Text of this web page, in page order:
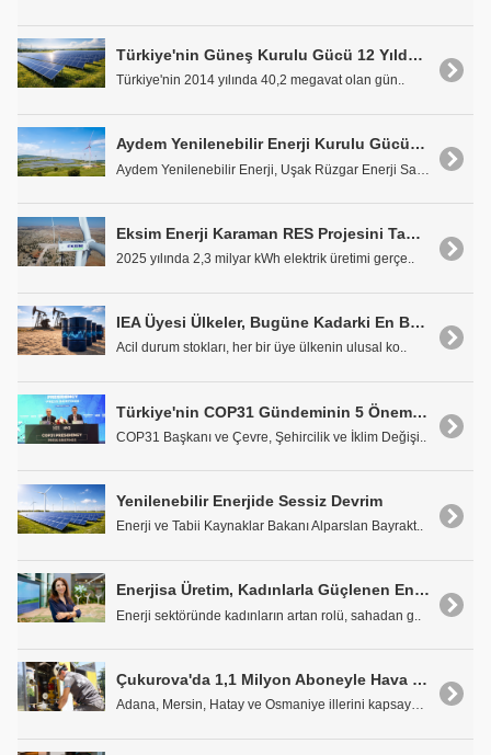
Türkiye'nin Güneş Kurulu Gücü 12 Yılda 641 Kat Arttı
Türkiye'nin 2014 yılında 40,2 megavat olan gün..
Aydem Yenilenebilir Enerji Kurulu Gücünü 1.210 MW'a Yükseltti
Eksim Enerji Karaman RES Projesini Tamamladı
2025 yılında 2,3 milyar kWh elektrik üretimi gerçe..
IEA Üyesi Ülkeler, Bugüne Kadarki En Büyük Petrol Stoku Salınımını Gerçekleştirecek
Acil durum stokları, her bir üye ülkenin ulusal ko..
Türkiye'nin COP31 Gündeminin 5 Önemli Enerji Başlığı Açıklandı
COP31 Başkanı ve Çevre, Şehircilik ve İklim Değişi..
Yenilenebilir Enerjide Sessiz Devrim
Enerji ve Tabii Kaynaklar Bakanı Alparslan Bayrakt..
Enerjisa Üretim, Kadınlarla Güçlenen Enerji Ekosistemi İnşa Ediyor
Enerji sektöründe kadınların artan rolü, sahadan g..
Çukurova'da 1,1 Milyon Aboneyle Hava Kalitesine Güçlü Katkı
Adana, Mersin, Hatay ve Osmaniye illerini kapsayan..